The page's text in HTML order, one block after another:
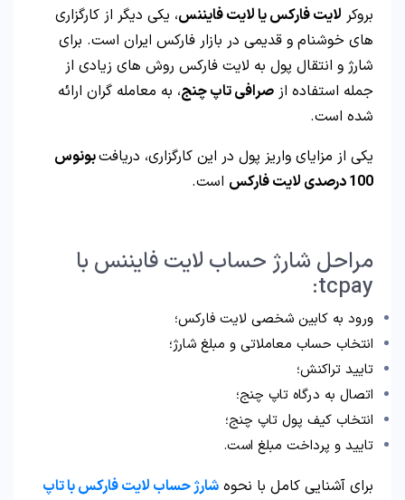
بروکر لایت فارکس یا لایت فایننس، یکی دیگر از کارگزاری
های خوشنام و قدیمی در بازار فارکس ایران است. برای
شارژ و انتقال پول به لایت فارکس روش های زیادی از
جمله استفاده از صرافی تاپ چنج، به معامله گران ارائه
شده است.
یکی از مزایای واریز پول در این کارگزاری، دریافتبونوس
100 درصدی لایت فارکس
است.
مراحل شارژ حساب لایت فایننس با
tcpay:
ورود به کابین شخصی لایت فارکس؛
انتخاب حساب معاملاتی و مبلغ شارژ؛
تایید تراکنش؛
اتصال به درگاه تاپ چنج؛
انتخاب کیف پول تاپ چنج؛
تایید و پرداخت مبلغ است.
برای آشنایی کامل با نحوه شارژ حساب لایت فارکس با تاپ